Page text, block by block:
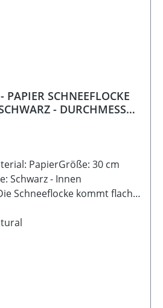
SCHNEEFLOCKE
- DURCHMESSER
PapierGröße: 30 cm
Schwarz - Innen
Schneeflocke kommt flach
er seine volle Pracht. Dank